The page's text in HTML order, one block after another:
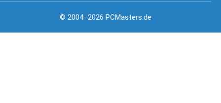
© 2004–2026 PCMasters.de